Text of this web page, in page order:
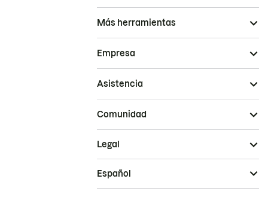
Más herramientas
Empresa
Asistencia
Comunidad
Legal
Español